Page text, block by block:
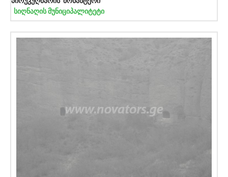
პირუკუღმარის მონასტერი
სიღნაღის მუნიციპალიტეტი